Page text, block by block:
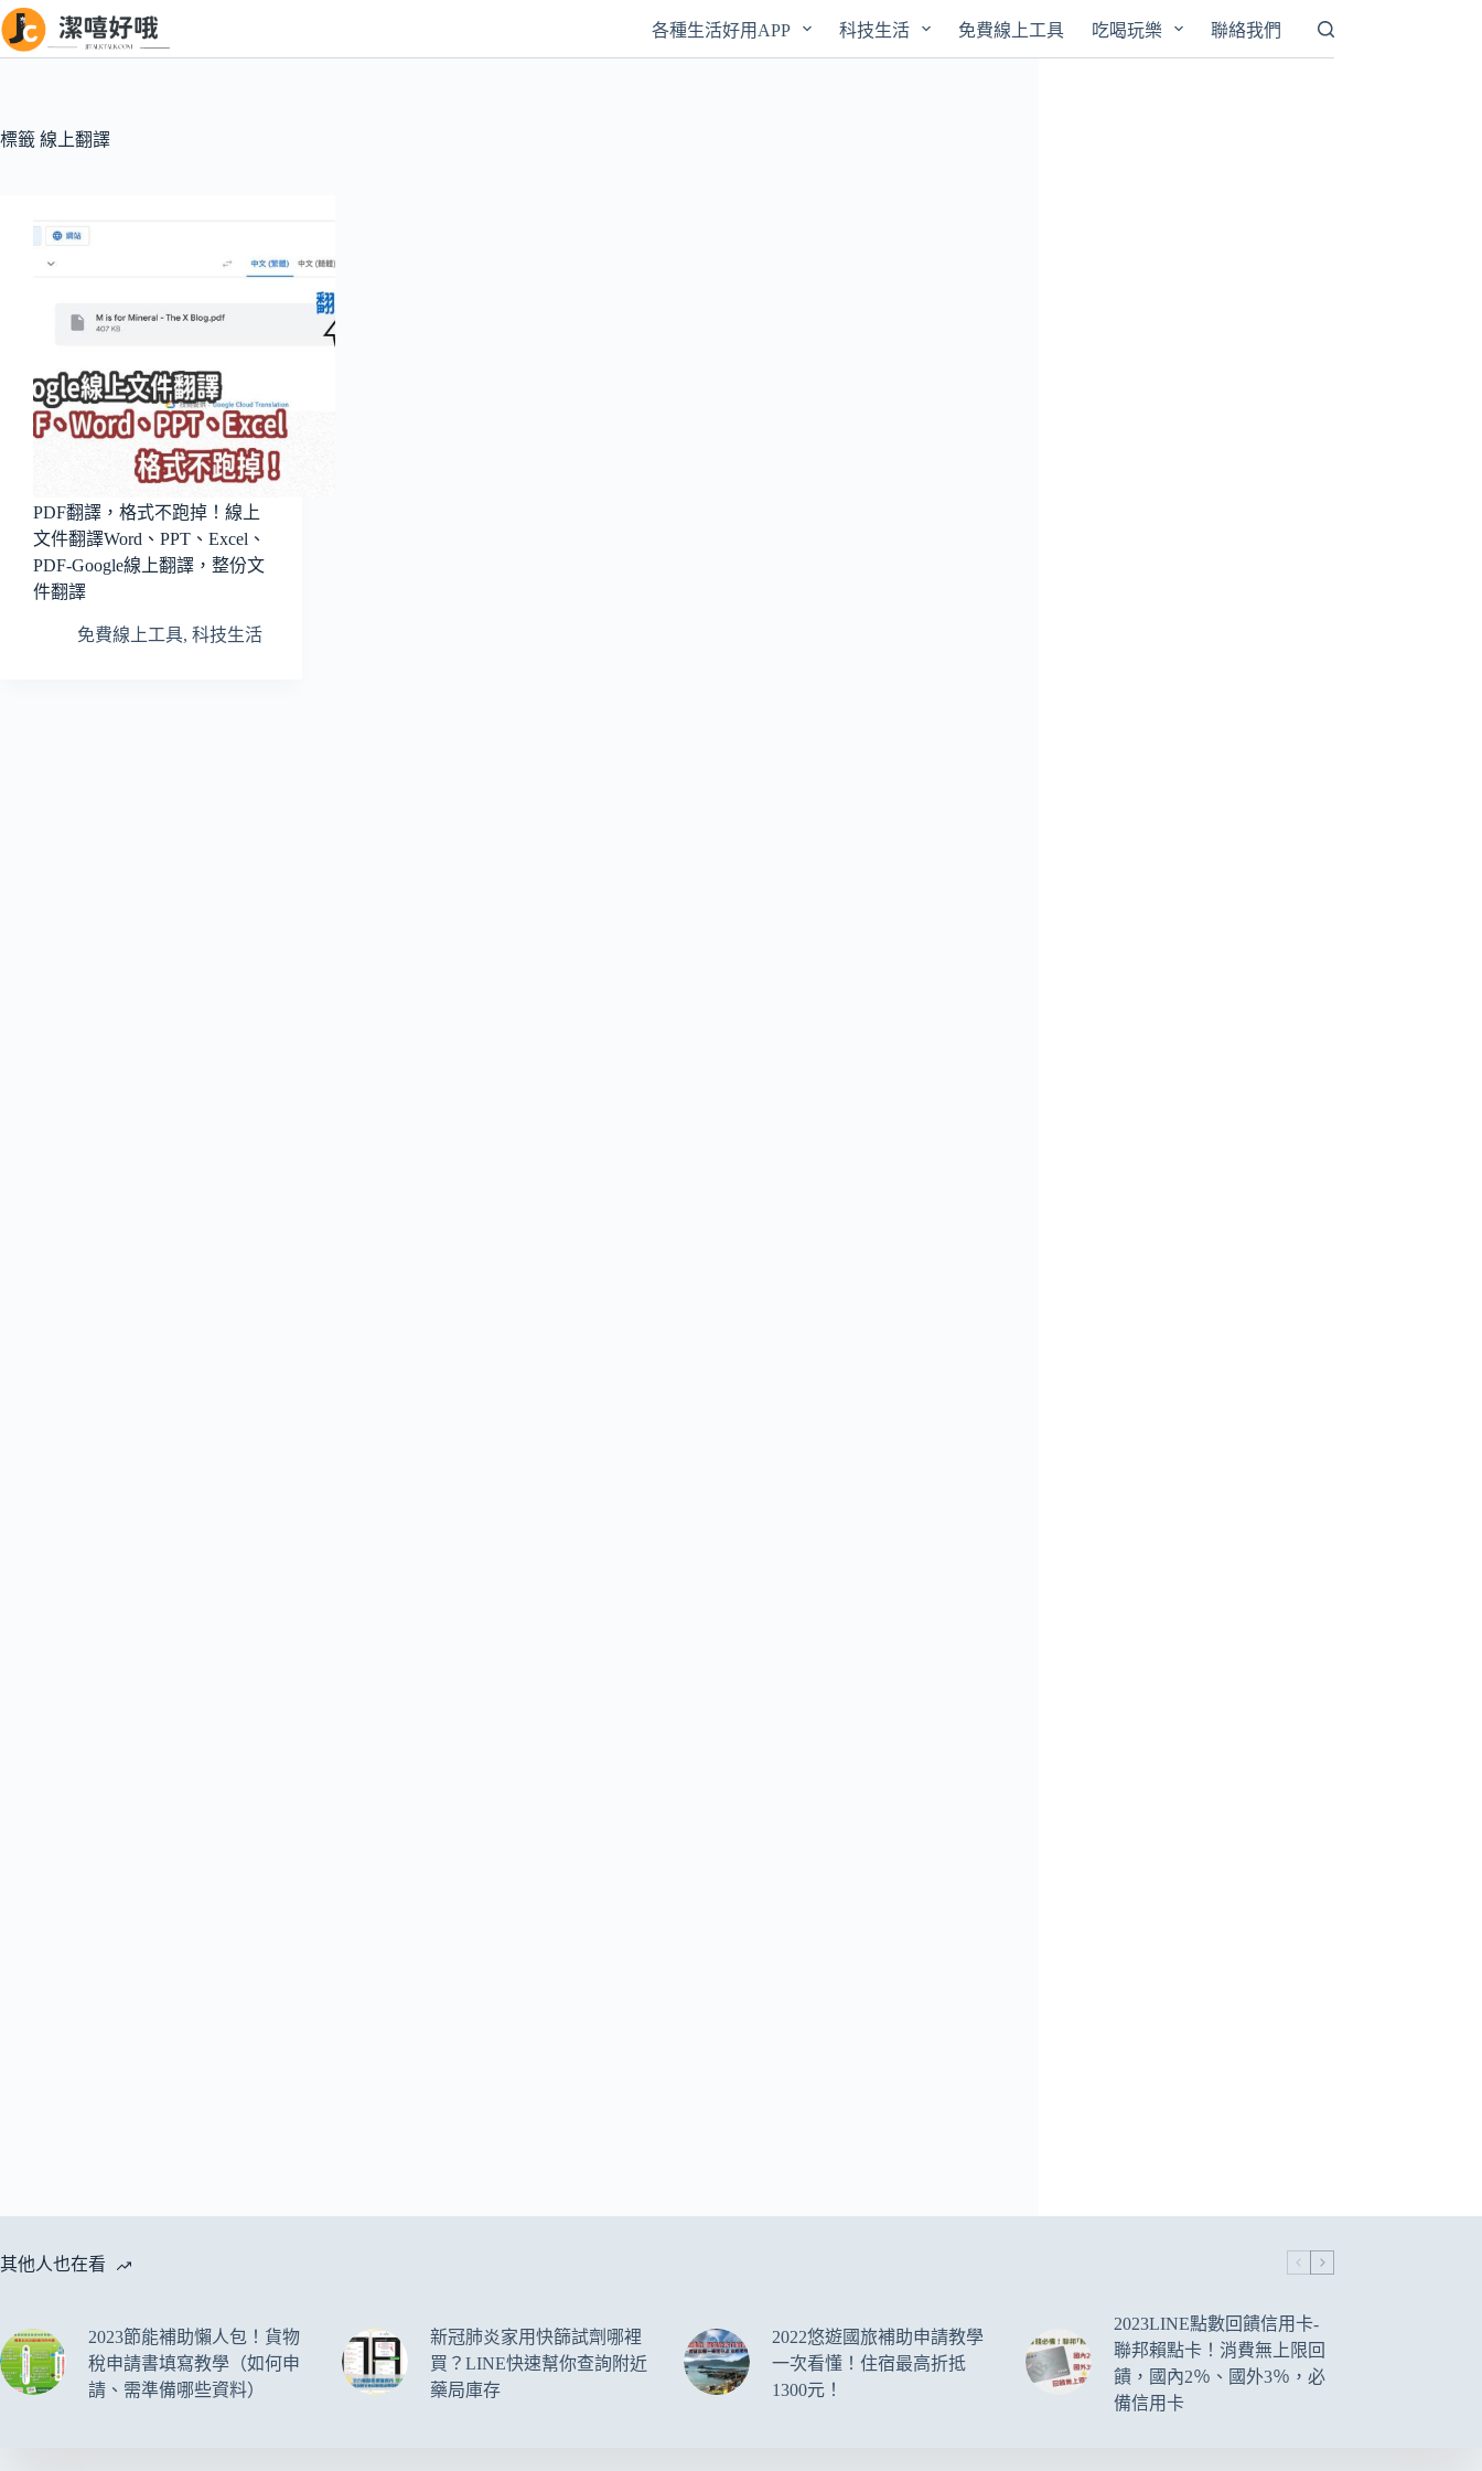
跳
至
容
各種生活好用APP 科技生活 免費線上工具 吃喝玩樂 聯絡我們
標籤 線上翻譯
PDF翻譯，格式不跑掉！線上
文件翻譯Word、PPT、Excel、
PDF-Google線上翻譯，整份文
件翻譯
免費線上工具, 科技生活
其他人也在看
2023節能補助懶人包！貨物
稅申請書填寫教學（如何申
請、需準備哪些資料）
新冠肺炎家用快篩試劑哪裡
買？LINE快速幫你查詢附近
藥局庫存
2022悠遊國旅補助申請教學
一次看懂！住宿最高折抵
1300元！
2023LINE點數回饋信用卡-
聯邦賴點卡！消費無上限回
饋，國內2％、國外3％，必
備信用卡